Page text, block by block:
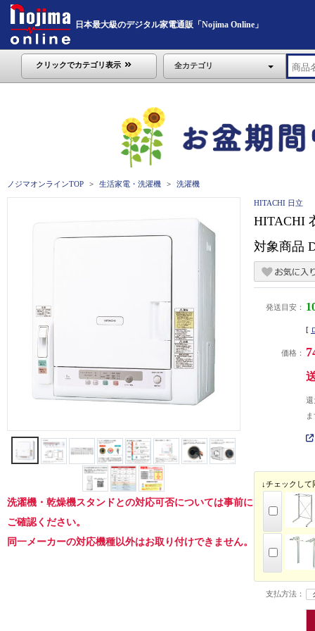
日本最大級のデジタル家電通販「Nojima Online」
クリックでカテゴリ表示 全カテゴリ
ノジマオンラインTOP 生活家電・洗濯機 洗濯機
洗濯機・乾燥機スタンドとの対応可否については事前に
ご確認ください。
同一メーカーの対応機種以外はお取り付けできません。
HITACHI 日立
HITACHI
対象商品
発送目安：
[
価格：
還
↓チェックして
支払方法：